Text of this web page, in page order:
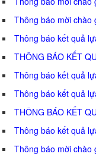
Thông báo mời chào
Thông báo kết quả
THÔNG BÁO KẾT
Thông báo kết quả
Thông báo kết quả
THÔNG BÁO KẾT
Thông báo kết quả
Thông báo mời chào